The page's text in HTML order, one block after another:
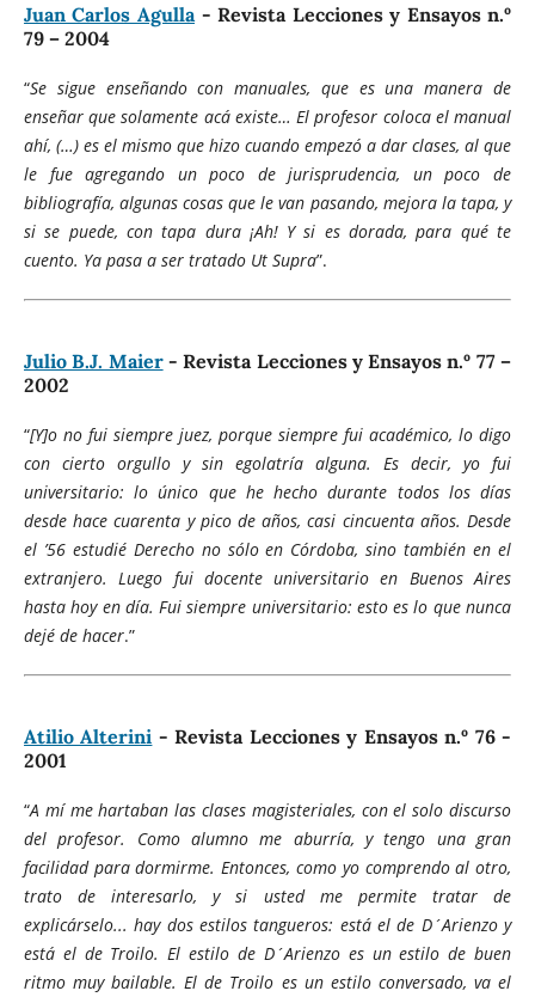
Juan Carlos Agulla - Revista Lecciones y Ensayos n.º
79 – 2004
“Se sigue enseñando con manuales, que es una manera de
enseñar que solamente acá existe… El profesor coloca el manual
ahí, (…) es el mismo que hizo cuando empezó a dar clases, al que
le fue agregando un poco de jurisprudencia, un poco de
bibliografía, algunas cosas que le van pasando, mejora la tapa, y
si se puede, con tapa dura ¡Ah! Y si es dorada, para qué te
cuento. Ya pasa a ser tratado Ut Supra”.
Julio B.J. Maier- Revista Lecciones y Ensayos n.º 77 –
2002
“[Y]o no fui siempre juez, porque siempre fui académico, lo digo
con cierto orgullo y sin egolatría alguna. Es decir, yo fui
universitario: lo único que he hecho durante todos los días
desde hace cuarenta y pico de años, casi cincuenta años. Desde
el ’56 estudié Derecho no sólo en Córdoba, sino también en el
extranjero. Luego fui docente universitario en Buenos Aires
hasta hoy en día. Fui siempre universitario: esto es lo que nunca
dejé de hacer.”
Atilio Alterini - Revista Lecciones y Ensayos n.º 76 -
2001
“A mí me hartaban las clases magisteriales, con el solo discurso
del profesor. Como alumno me aburría, y tengo una gran
facilidad para dormirme. Entonces, como yo comprendo al otro,
trato de interesarlo, y si usted me permite tratar de
explicárselo... hay dos estilos tangueros: está el de D´Arienzo y
está el de Troilo. El estilo de D´Arienzo es un estilo de buen
ritmo muy bailable. El de Troilo es un estilo conversado, va el